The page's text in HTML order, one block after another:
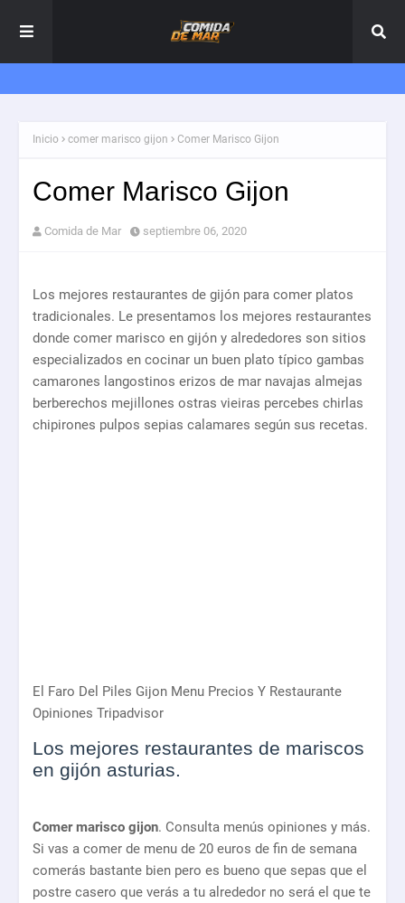
Inicio comer marisco gijon Comer Marisco Gijon
Comer Marisco Gijon
Comida de Mar septiembre 06, 2020
Los mejores restaurantes de gijón para comer platos
tradicionales. Le presentamos los mejores restaurantes
donde comer marisco en gijón y alrededores son sitios
especializados en cocinar un buen plato típico gambas
camarones langostinos erizos de mar navajas almejas
berberechos mejillones ostras vieiras percebes chirlas
chipirones pulpos sepias calamares según sus recetas.
El Faro Del Piles Gijon Menu Precios Y Restaurante
Opiniones Tripadvisor
Los mejores restaurantes de mariscos
en gijón asturias.
Comer marisco gijon. Consulta menús opiniones y más.
Si vas a comer de menu de 20 euros de fin de semana
comerás bastante bien pero es bueno que sepas que el
postre casero que verás a tu alrededor no será el que te